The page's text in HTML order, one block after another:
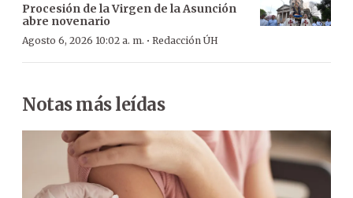
Procesión de la Virgen de la Asunción
abre novenario
Agosto 6, 2026 10:02 a. m. · Redacción ÚH
Notas más leídas